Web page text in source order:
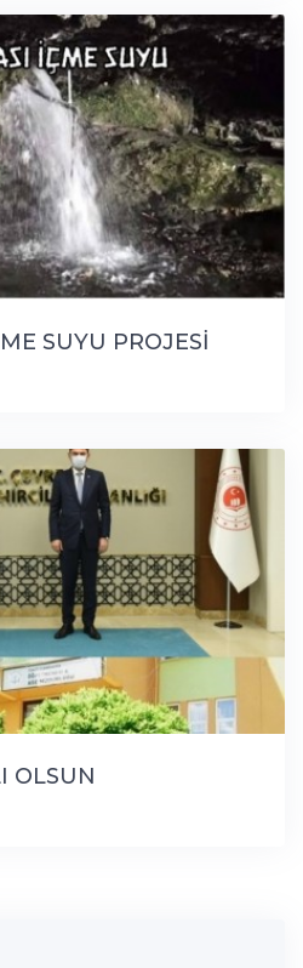
SUYU PROJESİ
OLSUN